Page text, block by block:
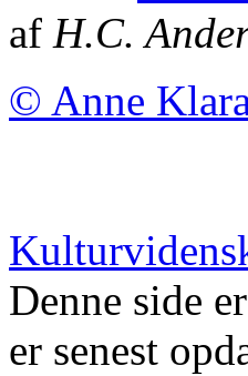
af H.C.
© Anne
Denne side
er senest